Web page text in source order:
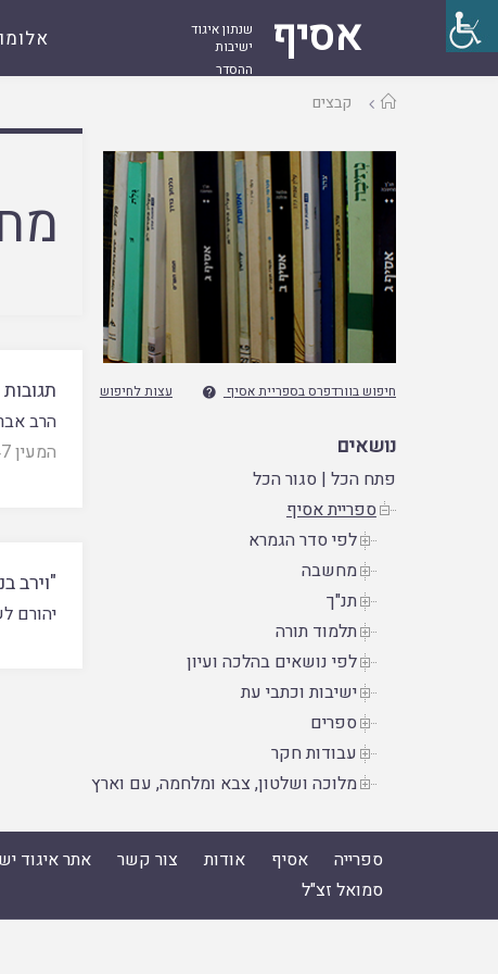
אסיף
שנתון איגוד
ישיבות
ההסדר
עמודקבצים
חיפוש בוורדפרס בספריית אסיף  עצות לחיפוש
נושאים
פתח הכל |סגור הכל
ספריית אסיף
לפי סדר הגמרא
מחשבה
תנ"ך
תלמוד תורה
לפי נושאים בהלכה ועיון
ישיבות וכתבי עת
ספרים
עבודות חקר
מלוכה ושלטון, צבא ומלחמה, עם וארץ
תגובות
הרב
המעין 247
"וירב
יהורם
ספרייה אסיף אודות צור קשר אתר איגוד
סמואל זצ"ל